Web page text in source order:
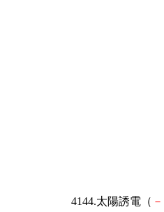
4144.太陽誘電（ －